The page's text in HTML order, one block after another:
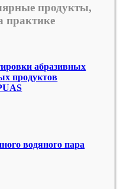
продукты,
практике
абразивных
продуктов
водяного пара